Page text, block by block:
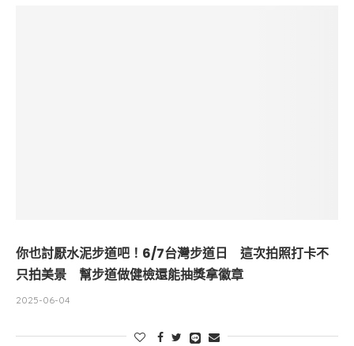
你也討厭水泥步道吧！6/7台灣步道日 這次拍照打卡不
只拍美景 幫步道做健檢還能抽獎拿徽章
2025-06-04